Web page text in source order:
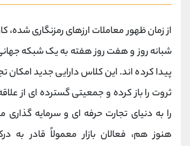
شبانه روز و هفت روز هفته به یک شبکه
پیدا کرده اند. این کلاس دارایی جدید امکان
ثروت را باز کرده و جمعیتی گسترده ای از
را به دنیای تجارت حرفه ای و سرمایه
هنوز هم، فعالان بازار معمولاً قادر به